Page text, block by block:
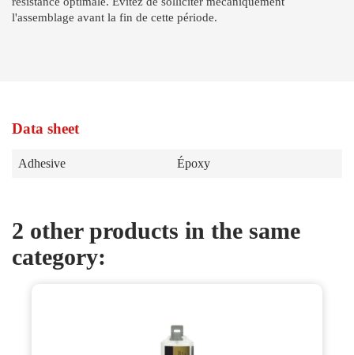
l'assemblage avant la fin de cette période.
Data sheet
Adhesive Époxy
2 other products in the same
category: